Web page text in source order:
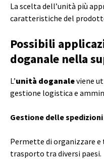
La scelta dell’unità più
caratteristiche del
Possibili
doganale nella
L’unità doganaleviene
gestione logistica e
Gestione delle
Permette di organizzare
trasporto tra diversi paesi.